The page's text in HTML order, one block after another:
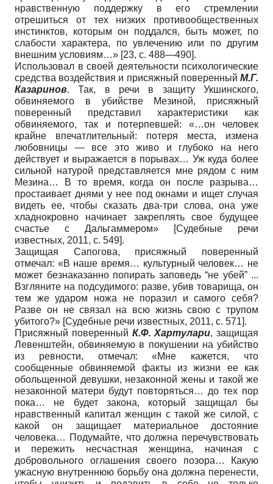
нравственную поддержку в его стремлении
отрешиться от тех низких противообщественных
инстинктов, которым он поддался, быть может, по
слабости характера, по увлечению или по другим
внешним условиям…» [23, с. 488—490].
Использовал в своей деятельности психологические
средства воздействия и присяжный поверенный М.Г.
Казаринов. Так, в речи в защиту Укшинского,
обвиняемого в убийстве Мезиной, присяжный
поверенный представил характеристики как
обвиняемого, так и потерпевшей: «…он человек
крайне впечатлительный: потеря места, измена
любовницы — все это живо и глубоко на него
действует и выражается в порывах… Уж куда более
сильной натурой представляется мне рядом с ним
Мезина… В то время, когда он после разрыва…
простаивает днями у нее под окнами и ищет случая
видеть ее, чтобы сказать два-три слова, она уже
хладнокровно начинает закреплять свое будущее
счастье с Дальгаммером»
[Судебные речи
известных, 2011, с. 549].
Защищая Сапогова, присяжный поверенный
отмечал: «В наше время… культурный человек… не
может безнаказанно попирать заповедь “не убей” ...
Взгляните на подсудимого: разве, убив товарища, он
тем же ударом ножа не поразил и самого себя?
Разве он не связал на всю жизнь свою с трупом
убитого?» [Судебные речи известных, 2011, с. 571].
Присяжный поверенный К.Ф. Хартулари, защищая
Левенштейн, обвиняемую в покушении на убийство
из ревности, отмечал: «Мне кажется, что
сообщенные обвиняемой факты из жизни ее как
обольщенной девушки, незаконной жены и такой же
незаконной матери будут повторяться… до тех пор
пока… не будет закона, который защищал бы
нравственный капитал женщин с такой же силой, с
какой он защищает материальное достояние
человека… Подумайте, что должна перечувствовать
и пережить несчастная женщина, начиная с
добровольного оглашения своего позора… Какую
ужасную внутреннюю борьбу она должна перенести,